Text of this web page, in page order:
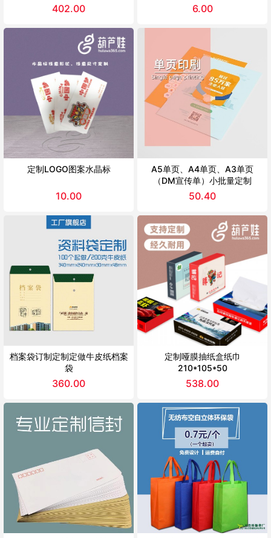
402.00 6.00
定制LOGO图案水晶标
10.00
A5单页、A4单页、A3单页
（DM宣传单）小批量定制
50.40
档案袋订制定制定做牛皮纸档案
袋
360.00
定制哑膜抽纸盒纸巾
210*105*50
538.00